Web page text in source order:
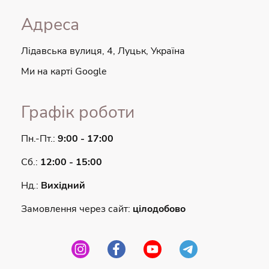
Адреса
Лідавська вулиця, 4, Луцьк, Україна
Ми на карті Google
Графік роботи
Пн.-Пт.: 9:00 - 17:00
Сб.: 12:00 - 15:00
Нд.: Вихідний
Замовлення через сайт: цілодобово